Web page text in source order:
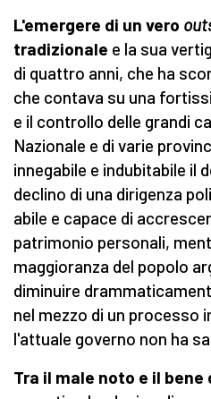
L'emergere di un vero
tradizionale e la sua
di quattro anni, che ha
che contava su una
e il controllo delle grandi
Nazionale e di varie
innegabile e indubitabile il
declino di una dirigenza
abile e capace di
patrimonio personali,
maggioranza del popolo
diminuire
nel mezzo di un processo
l'attuale governo non ha
Tra il male noto e il bene